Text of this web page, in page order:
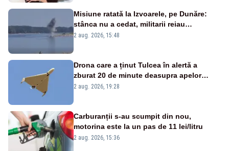
Misiune ratată la Izvoarele, pe Dunăre:
stânca nu a cedat, militarii reiau
detonările luni – VIDEO
2 aug. 2026, 15:48
Drona care a ținut Tulcea în alertă a
zburat 20 de minute deasupra apelor
României. Au fost ridicate două F-16
2 aug. 2026, 19:28
Carburanții s-au scumpit din nou,
motorina este la un pas de 11 lei/litru
2 aug. 2026, 15:36